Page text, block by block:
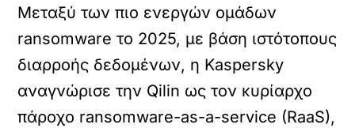
Μεταξύ των πιο ενεργών ομάδων
ransomware το 2025, με βάση ιστότοπους
διαρροής δεδομένων, η Kaspersky
αναγνώρισε την Qilin ως τον κυρίαρχο
πάροχο ransomware-as-a-service (RaaS),